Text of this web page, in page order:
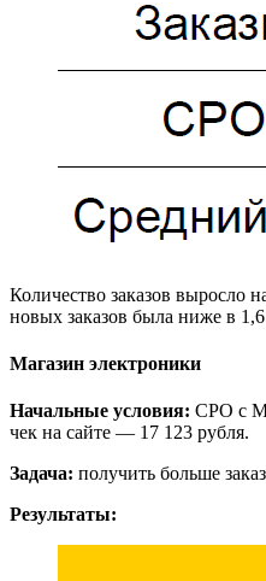
Количество заказов выросло
новых заказов была ниже в 1,6
Магазин электроники
Начальные условия: CPO с
чек на сайте — 17 123 рубля.
Задача: получить больше
Результаты: